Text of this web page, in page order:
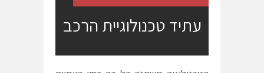
i
עתיד טכנולוגיית הרכב